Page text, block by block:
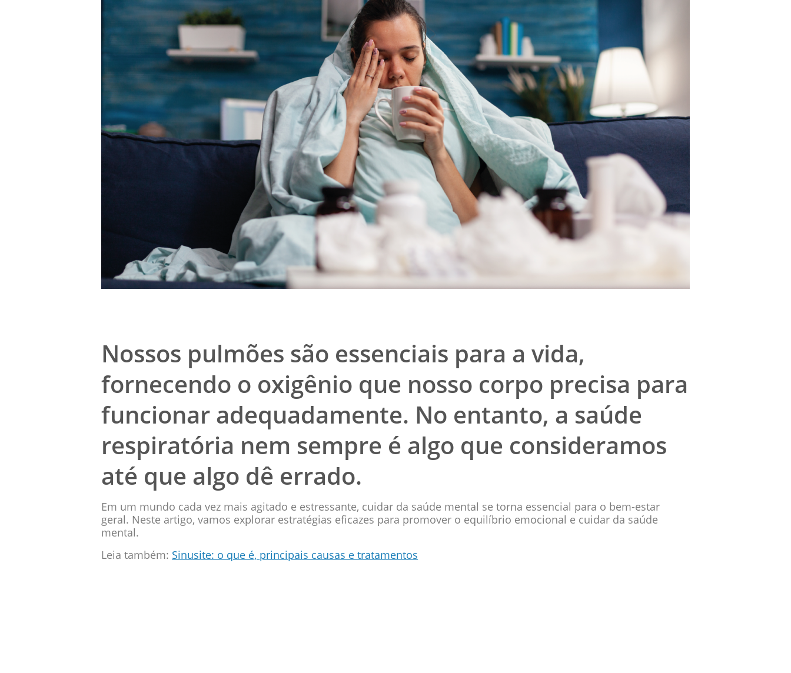
Nossos pulmões são essenciais para a vida,
fornecendo o oxigênio que nosso corpo precisa para
funcionar adequadamente. No entanto, a saúde
respiratória nem sempre é algo que consideramos
até que algo dê errado.
Em um mundo cada vez mais agitado e estressante, cuidar da saúde mental se torna essencial para o bem-estar
geral. Neste artigo, vamos explorar estratégias eficazes para promover o equilíbrio emocional e cuidar da saúde
mental.
Leia também: Sinusite: o que é, principais causas e tratamentos